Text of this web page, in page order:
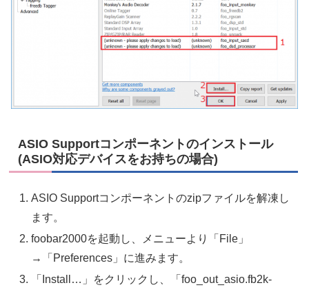
ASIO Supportコンポーネントのインストール
(ASIO対応デバイスをお持ちの場合)
ASIO Supportコンポーネントのzipファイルを解凍し
ます。
foobar2000を起動し、メニューより「File」
→「Preferences」に進みます。
「Install…」をクリックし、「foo_out_asio.fb2k-